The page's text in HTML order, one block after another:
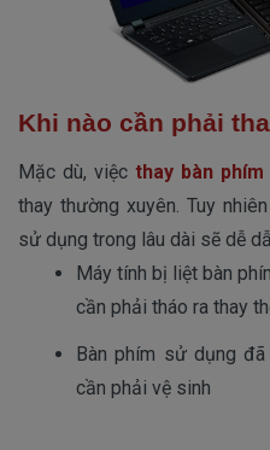
Khi nào cần phải
Mặc dù, việc thay bàn phím
thay thường xuyên. Tuy
sử dụng trong lâu dài sẽ dễ
Máy tính bị liệt bàn
cần phải tháo ra thay
Bàn phím sử dụng
cần phải vệ sinh